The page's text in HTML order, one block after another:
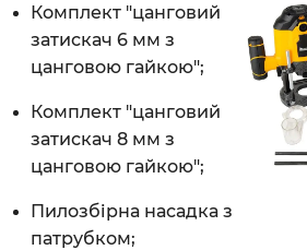
Комплект "цанговий
затискач 6 мм з
цанговою гайкою";
Комплект "цанговий
затискач 8 мм з
цанговою гайкою";
Пилозбірна насадка з
патрубком;